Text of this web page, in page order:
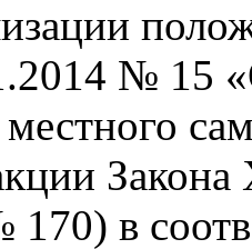
№ 15
Закона
в